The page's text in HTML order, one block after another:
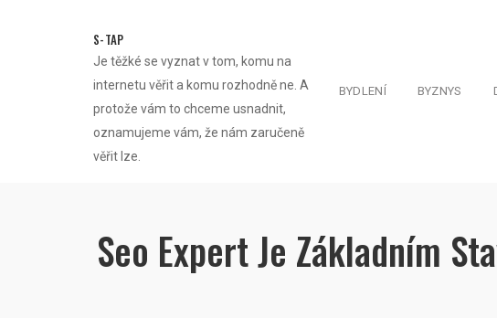
S-TAP
Je těžké se vyznat v tom, komu na
internetu věřit a komu rozhodně ne. A
protože vám to chceme usnadnit,
oznamujeme vám, že nám zaručeně
věřit lze.
BYDLENÍ BYZNYS
Seo Expert Je Základním